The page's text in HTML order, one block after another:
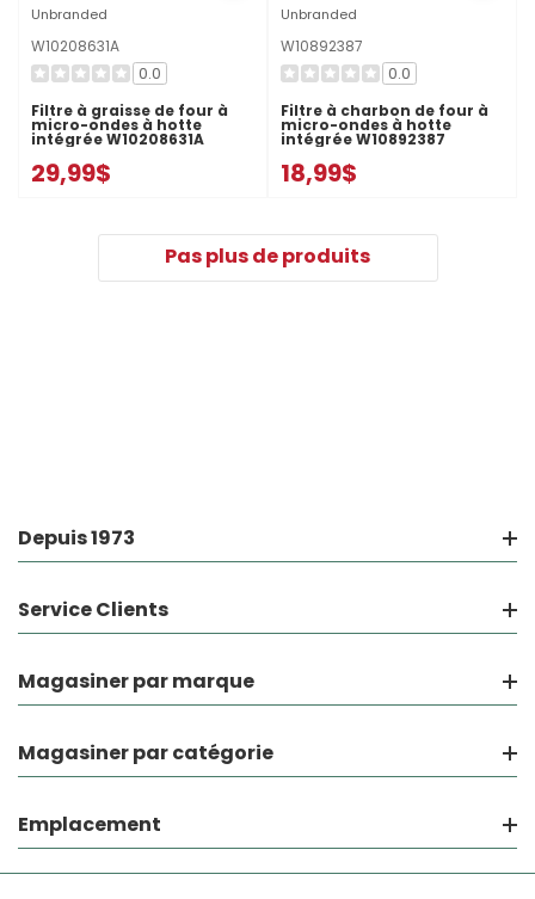
Unbranded
W10208631A
0.0
Filtre à graisse de four à
micro-ondes à hotte
intégrée W10208631A
29,99$
Unbranded
W10892387
0.0
Filtre à charbon de four à
micro-ondes à hotte
intégrée W10892387
18,99$
Pas plus de produits
Depuis 1973
Service Clients
Magasiner par marque
Magasiner par catégorie
Emplacement